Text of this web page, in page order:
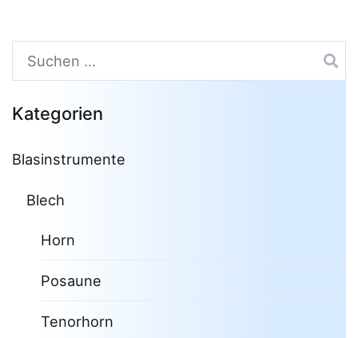
Suchen
nach:
Kategorien
Blasinstrumente
Blech
Horn
Posaune
Tenorhorn